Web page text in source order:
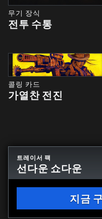
무기 장식
전투 수통
콜링 카드
가열찬 전진
트레이서 팩
선다운 쇼다운
지금